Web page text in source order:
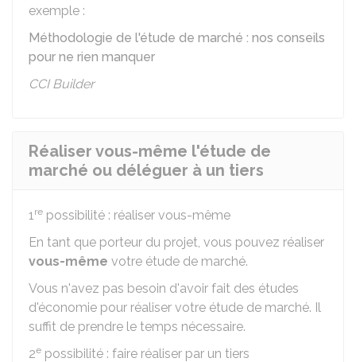
exemple :
Méthodologie de l'étude de marché : nos conseils
pour ne rien manquer
CCI Builder
Réaliser vous-même l'étude de
marché ou déléguer à un tiers
1re possibilité : réaliser vous-même
En tant que porteur du projet, vous pouvez réaliser
vous-même votre étude de marché.
Vous n'avez pas besoin d'avoir fait des études
d'économie pour réaliser votre étude de marché. Il
suffit de prendre le temps nécessaire.
2e possibilité : faire réaliser par un tiers